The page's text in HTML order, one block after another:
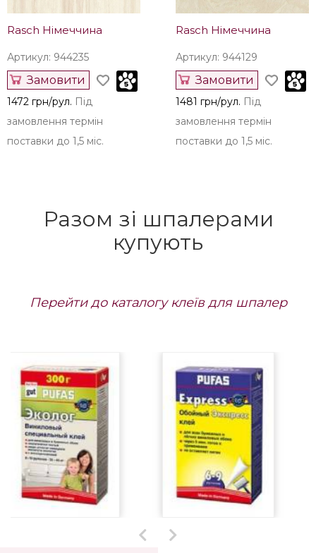
Rasch Німеччина
Артикул: 944235
Замовити
1472 грн/рул. Під
замовлення термін
поставки до 1,5 міс.
Rasch Німеччина
Артикул: 944129
Замовити
1481 грн/рул. Під
замовлення термін
поставки до 1,5 міс.
Разом зі шпалерами
купують
Перейти до каталогу клеїв для шпалер